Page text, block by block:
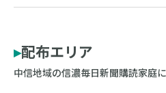
▸配布エリア
中信地域の信濃毎日新聞購読家庭に